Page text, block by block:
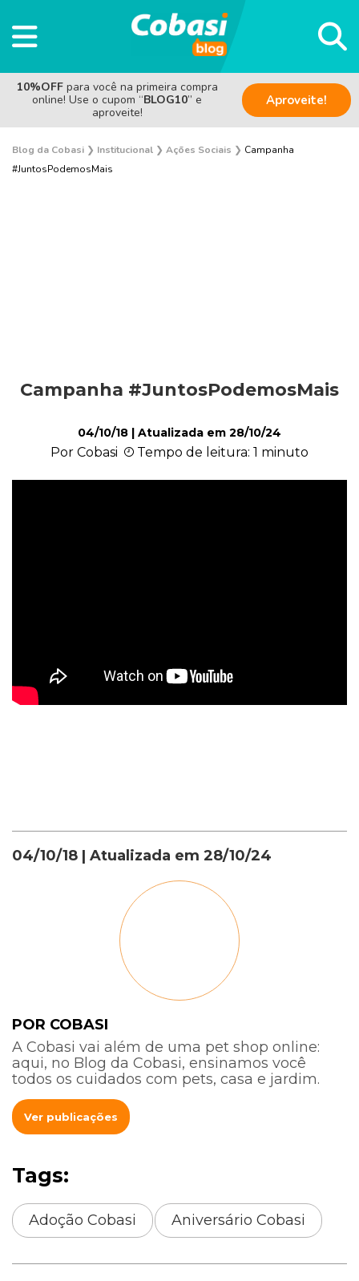
10%OFF para você na primeira compra
online! Use o cupom “BLOG10” e
aproveite!
Aproveite!
Blog da Cobasi ❯ Institucional ❯ Ações Sociais ❯ Campanha
#JuntosPodemosMais
Ações Sociais
Cachorro
Campanha #JuntosPodemosMais
04/10/18 | Atualizada em 28/10/24
Por Cobasi Tempo de leitura: 1 minuto
04/10/18 | Atualizada em 28/10/24
POR COBASI
A Cobasi vai além de uma pet shop online:
aqui, no Blog da Cobasi, ensinamos você
todos os cuidados com pets, casa e jardim.
Ver publicações
Tags:
Adoção Cobasi Aniversário Cobasi